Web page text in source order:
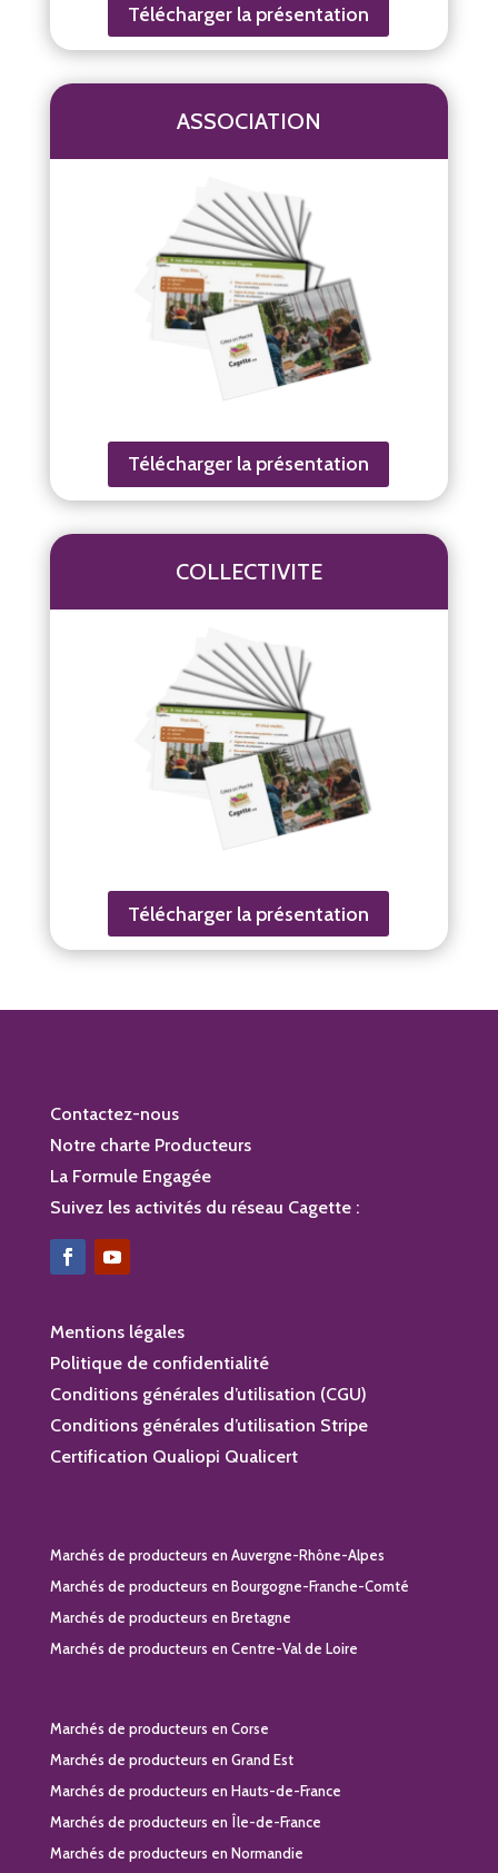
Télécharger la présentation
ASSOCIATION
Télécharger la présentation
COLLECTIVITE
Télécharger la présentation
Contactez-nous
Notre charte Producteurs
La Formule Engagée
Suivez les activités du réseau Cagette :
Mentions légales
Politique de confidentialité
Conditions générales d’utilisation (CGU)
Conditions générales d’utilisation Stripe
Certification Qualiopi Qualicert
Marchés de producteurs en Auvergne-Rhône-Alpes
Marchés de producteurs en Bourgogne-Franche-Comté
Marchés de producteurs en Bretagne
Marchés de producteurs en Centre-Val de Loire
Marchés de producteurs en Corse
Marchés de producteurs en Grand Est
Marchés de producteurs en Hauts-de-France
Marchés de producteurs en Île-de-France
Marchés de producteurs en Normandie